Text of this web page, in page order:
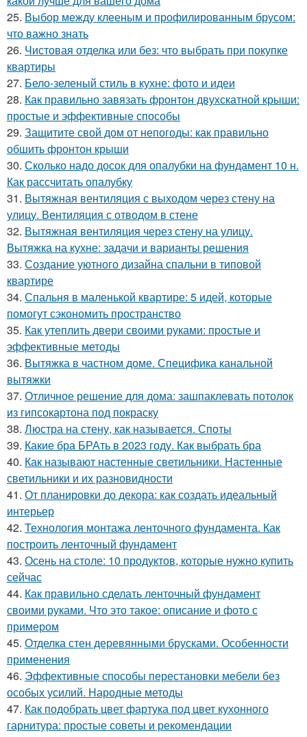
25. Выбор между клееным и профилированным брусом:
что важно знать
26. Чистовая отделка или без: что выбрать при покупке
квартиры
27. Бело-зеленый стиль в кухне: фото и идеи
28. Как правильно завязать фронтон двухскатной крыши:
простые и эффективные способы
29. Защитите свой дом от непогоды: как правильно
обшить фронтон крыши
30. Сколько надо досок для опалубки на фундамент 10 н.
Как рассчитать опалубку
31. Вытяжная вентиляция с выходом через стену на
улицу. Вентиляция с отводом в стене
32. Вытяжная вентиляция через стену на улицу.
Вытяжка на кухне: задачи и варианты решения
33. Создание уютного дизайна спальни в типовой
квартире
34. Спальня в маленькой квартире: 5 идей, которые
помогут сэкономить пространство
35. Как утеплить двери своими руками: простые и
эффективные методы
36. Вытяжка в частном доме. Специфика канальной
вытяжки
37. Отличное решение для дома: зашпаклевать потолок
из гипсокартона под покраску
38. Люстра на стену, как называется. Споты
39. Какие бра БРАть в 2023 году. Как выбрать бра
40. Как называют настенные светильники. Настенные
светильники и их разновидности
41. От планировки до декора: как создать идеальный
интерьер
42. Технология монтажа ленточного фундамента. Как
построить ленточный фундамент
43. Осень на столе: 10 продуктов, которые нужно купить
сейчас
44. Как правильно сделать ленточный фундамент
своими руками. Что это такое: описание и фото с
примером
45. Отделка стен деревянными брусками. Особенности
применения
46. Эффективные способы перестановки мебели без
особых усилий. Народные методы
47. Как подобрать цвет фартука под цвет кухонного
гарнитура: простые советы и рекомендации